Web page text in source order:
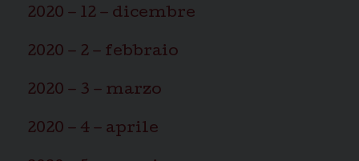
2020 – 12 – dicembre
2020 – 2 – febbraio
2020 – 3 – marzo
2020 – 4 – aprile